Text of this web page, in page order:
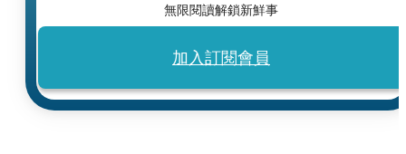
無限閱讀解鎖新鮮事
加入訂閱會員